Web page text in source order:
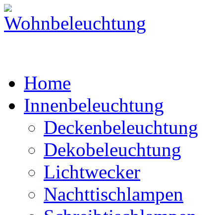
Home
Innenbeleuchtung
Deckenbeleuchtung
Dekobeleuchtung
Lichtwecker
Nachttischlampen